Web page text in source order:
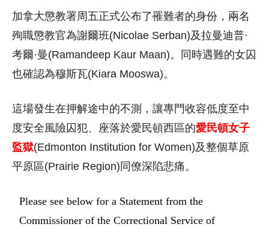
加拿大懲教署周五正式公布了罹難者的身份，兩名
殉職懲教官為謝爾班(Nicolae Serban)及拉曼迪普·
考爾·曼(Ramandeep Kaur Maan)。同時遇難的女囚
也確認為穆斯瓦(Kiara Mooswa)。
這場發生在押解途中的不測，讓專門收容低度至中
度安全風險囚犯、座落於愛民頓西區的愛民頓女子
監獄(Edmonton Institution for Women)及整個草原
平原區(Prairie Region)同僚深陷悲痛。
Please see below for a Statement from the
Commissioner of the Correctional Service of